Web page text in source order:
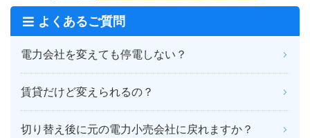
よくあるご質問
電力会社を変えても停電しない？
賃貸だけど変えられるの？
切り替え後に元の電力小売会社に戻れますか？